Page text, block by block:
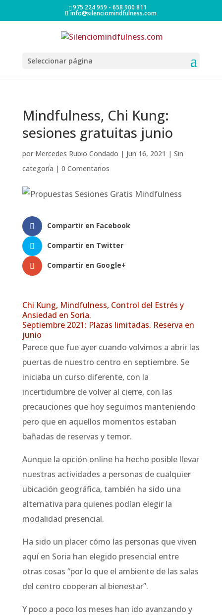
975 224 959 - 658 900 811
info@silenciomindfulness.com
Seleccionar página
Mindfulness, Chi Kung:
sesiones gratuitas junio
por Mercedes Rubio Condado | Jun 16, 2021 | Sin
categoría | 0 Comentarios
Compartir en Facebook
Compartir en Twitter
Compartir en Google+
Chi Kung, Mindfulness, Control del Estrés y
Ansiedad en Soria.
Septiembre 2021: Plazas limitadas. Reserva en
junio
Parece que fue ayer cuando volvimos a abrir las
puertas de nuestro centro en septiembre. Se
iniciaba un curso diferente, con la
incertidumbre de volver al cierre, con las
precauciones que hoy seguimos manteniendo
pero que en aquellos momentos estaban
bañadas de reservas y temor.
Aunque la opción online ha hecho posible llevar
nuestras actividades a personas de cualquier
ubicación geográfica, también ha sido una
alternativa para quienes podían elegir la
modalidad presencial.
Ha sido un placer cómo las personas que viven
aquí en Soria han elegido presencial entre
otras cosas “por lo que el ambiente de las salas
del centro cooperan al bienestar”.
Y poco a poco los meses han ido avanzando y